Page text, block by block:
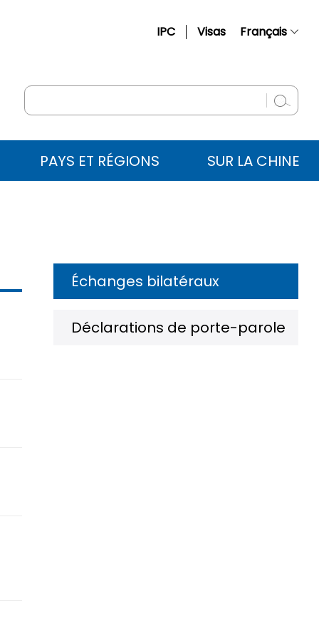
IPC Visas Français
English
Русский
Español
PAYS ET RÉGIONS SUR LA CHINE
Échanges bilatéraux
Déclarations de porte-parole